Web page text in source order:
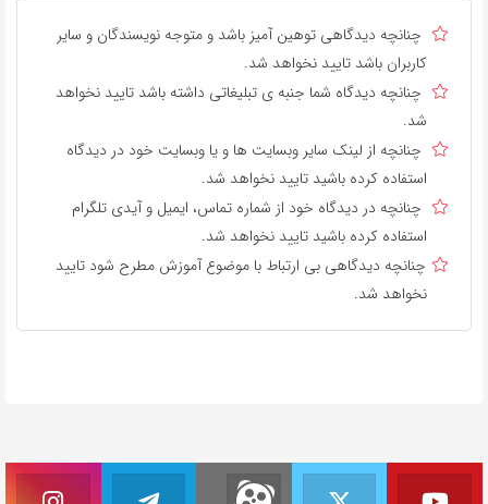
چنانچه دیدگاهی توهین آمیز باشد و متوجه نویسندگان و سایر
کاربران باشد تایید نخواهد شد.
چنانچه دیدگاه شما جنبه ی تبلیغاتی داشته باشد تایید نخواهد
شد.
چنانچه از لینک سایر وبسایت ها و یا وبسایت خود در دیدگاه
استفاده کرده باشید تایید نخواهد شد.
چنانچه در دیدگاه خود از شماره تماس، ایمیل و آیدی تلگرام
استفاده کرده باشید تایید نخواهد شد.
چنانچه دیدگاهی بی ارتباط با موضوع آموزش مطرح شود تایید
نخواهد شد.